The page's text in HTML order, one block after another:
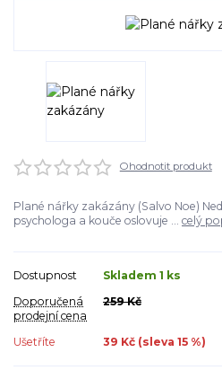
Ohodnotit produkt
Plané nářky zakázány (Salvo Noe)
psychologa a kouče oslovuje ... celý
Dostupnost
Skladem 1 ks
Doporučená
prodejní cena
259 Kč
Ušetříte 39 Kč (sleva 15 %)